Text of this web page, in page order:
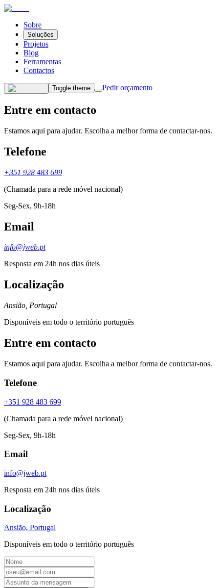
Sobre
Soluções
Projetos
Blog
Ferramentas
Contactos
Toggle theme Pedir orçamento
Entre em contacto
Estamos aqui para ajudar. Escolha a melhor forma de contactar-nos.
Telefone
+351 928 483 699
(Chamada para a rede móvel nacional)
Seg-Sex, 9h-18h
Email
info@jweb.pt
Resposta em 24h nos dias úteis
Localização
Ansião, Portugal
Disponíveis em todo o território português
Entre em contacto
Estamos aqui para ajudar. Escolha a melhor forma de contactar-nos.
Telefone
+351 928 483 699
(Chamada para a rede móvel nacional)
Seg-Sex, 9h-18h
Email
info@jweb.pt
Resposta em 24h nos dias úteis
Localização
Ansião, Portugal
Disponíveis em todo o território português